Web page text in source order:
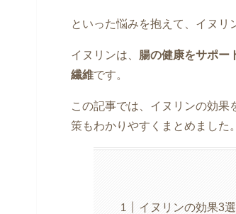
といった悩みを抱えて、イヌリ
イヌリンは、 腸の健康をサポー
繊維です。
この記事では、イヌリンの効
策もわかりやすくまとめました。
イヌリンの効果3選